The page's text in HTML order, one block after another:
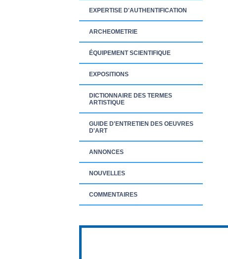
EXPERTISE D'AUTHENTIFICATION
ARCHEOMETRIE
ÉQUIPEMENT SCIENTIFIQUE
EXPOSITIONS
DICTIONNAIRE DES TERMES
ARTISTIQUE
GUIDE D'ENTRETIEN DES OEUVRES
D'ART
ANNONCES
NOUVELLES
COMMENTAIRES